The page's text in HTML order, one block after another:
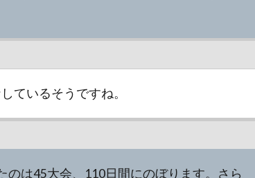
ているそうですね。
のは45大会、110日間にのぼります。さら